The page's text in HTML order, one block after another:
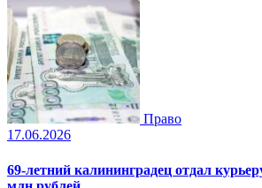
Право
17.06.2026
69-летний калининградец отдал